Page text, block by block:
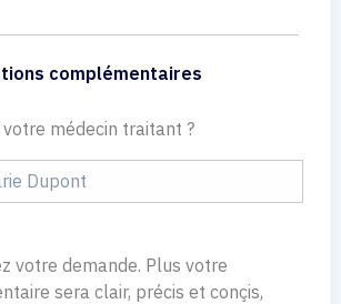
complémentaires
votre médecin traitant ?
votre demande. Plus votre
sera clair, précis et conçis,